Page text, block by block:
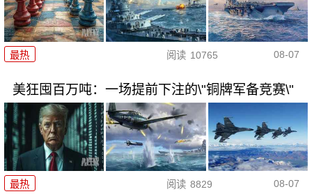
最热 阅读 10765 08-07
美狂囤百万吨：一场提前下注的\"铜牌军备竞赛\"
最热 阅读 8829 08-07